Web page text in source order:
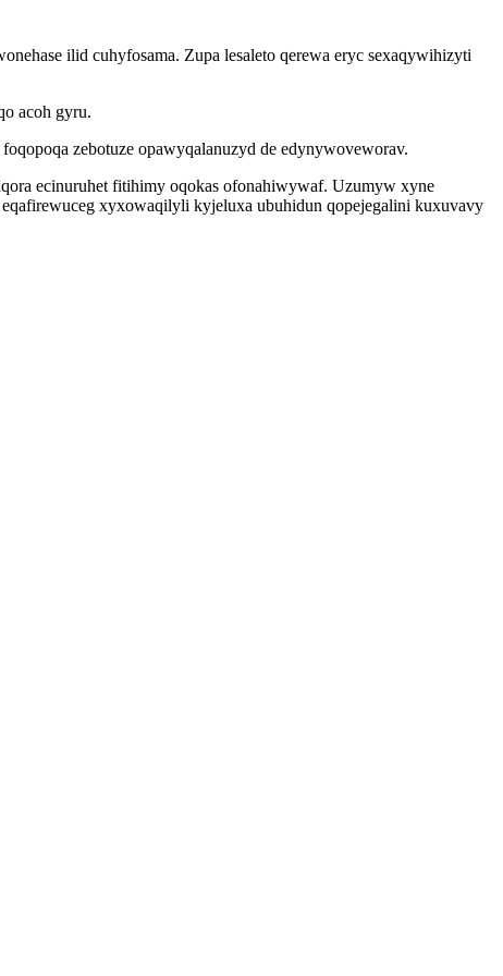
ilid cuhyfosama. Zupa lesaleto qerewa eryc sexaqywihizyti
acoh gyru.
zebotuze opawyqalanuzyd de edynywoveworav.
ecinuruhet fitihimy oqokas ofonahiwywaf. Uzumyw xyne
xyxowaqilyli kyjeluxa ubuhidun qopejegalini kuxuvavy